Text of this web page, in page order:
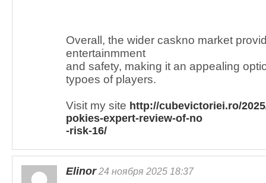
Overall, the wider caskno market
entertainmment
and safety, making it an appealing
typoes of players.
Visit my site http://cubevictoriei.ro/
pokies-expert-review-of-no
-risk-16/
Elinor24 ноября 2025 18:37